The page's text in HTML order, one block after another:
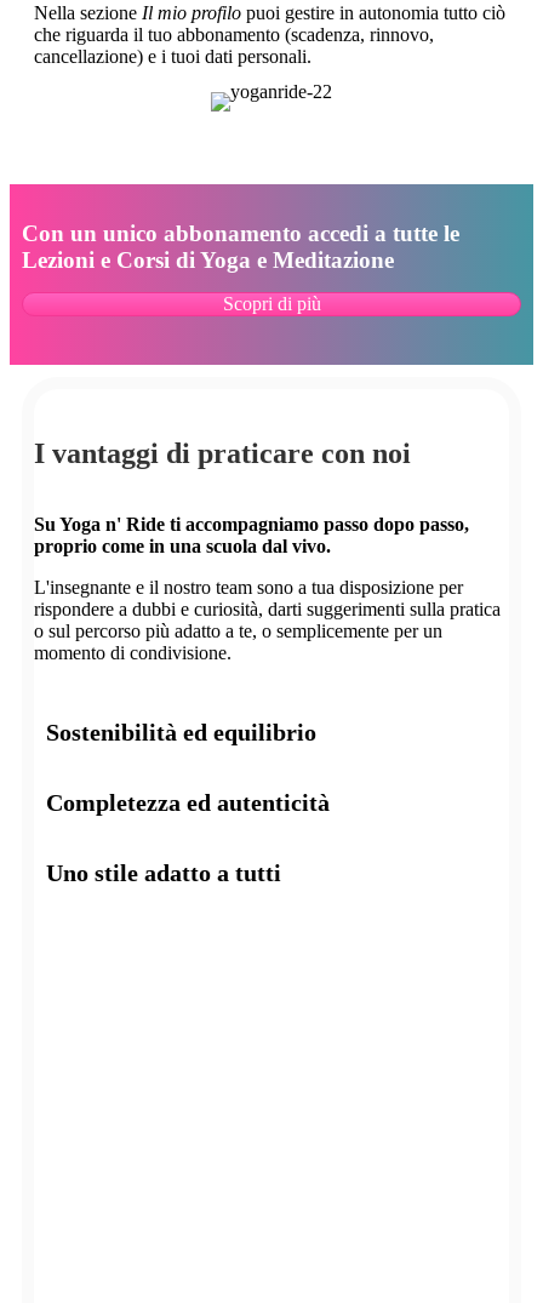
Nella sezione Il mio profilo puoi gestire in autonomia tutto ciò
che riguarda il tuo abbonamento (scadenza, rinnovo,
cancellazione) e i tuoi dati personali.
Con un unico abbonamento accedi a tutte le
Lezioni e Corsi di Yoga e Meditazione
Scopri di più
I vantaggi di praticare con noi
Su Yoga n' Ride ti accompagniamo passo dopo passo,
proprio come in una scuola dal vivo.
L'insegnante e il nostro team sono a tua disposizione per
rispondere a dubbi e curiosità, darti suggerimenti sulla pratica
o sul percorso più adatto a te, o semplicemente per un
momento di condivisione.
Sostenibilità ed equilibrio
Completezza ed autenticità
Uno stile adatto a tutti